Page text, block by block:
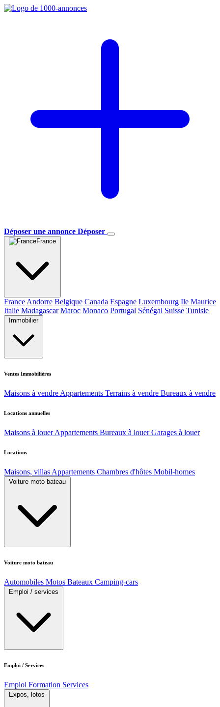
Déposer une annonce Déposer
France
France Andorre Belgique Canada Espagne Luxembourg Ile Maurice
Italie Madagascar Maroc Monaco Portugal Sénégal Suisse Tunisie
Immobilier
Ventes Immobilières
Maisons à vendre Appartements Terrains à vendre Bureaux à vendre
Locations annuelles
Maisons à louer Appartements Bureaux à louer Garages à louer
Locations
Maisons, villas Appartements Chambres d'hôtes Mobil-homes
Voiture moto bateau
Voiture moto bateau
Automobiles Motos Bateaux Camping-cars
Emploi / services
Emploi / Services
Emploi Formation Services
Expos, lotos